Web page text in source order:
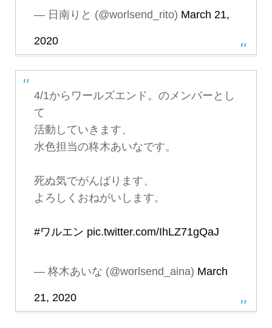
— 日南りと (@worlsend_rito) March 21,
2020
4/1からワールズエンド。のメンバーとし
て
活動していきます、
水色担当の柊木あいなです。
死ぬ気でがんばります、
よろしくおねがいします。
#ワルエン pic.twitter.com/IhLZ71gQaJ
— 柊木あいな (@worlsend_aina) March
21, 2020